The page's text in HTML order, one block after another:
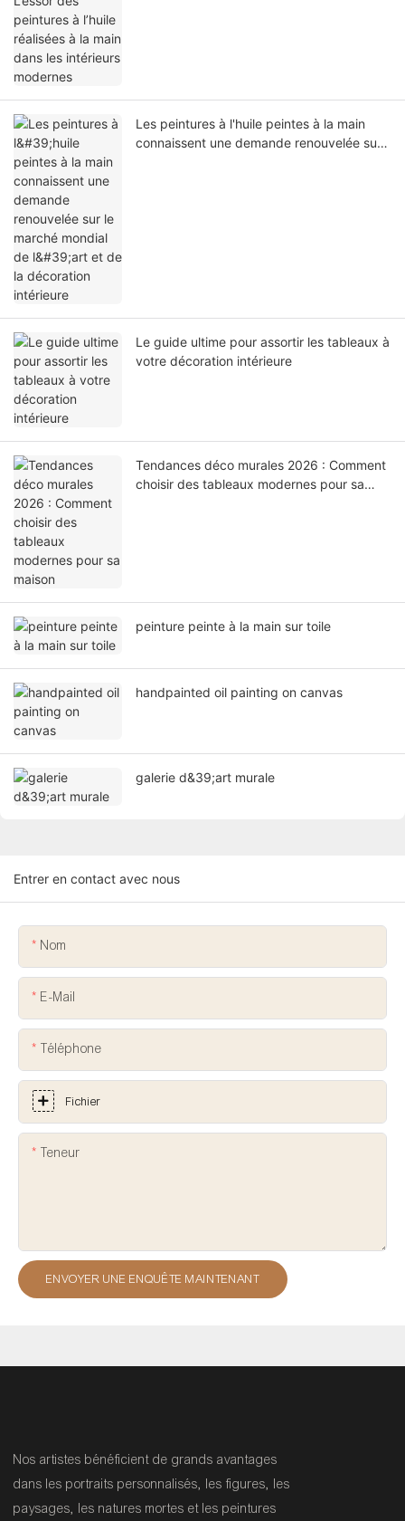
Les peintures à l'huile peintes à la main
connaissent une demande renouvelée sur
Le guide ultime pour assortir les tableaux à
votre décoration intérieure
Tendances déco murales 2026 : Comment
choisir des tableaux modernes pour sa
peinture peinte à la main sur toile
handpainted oil painting on canvas
galerie d&39;art murale
Entrer en contact avec nous
Nom
E-Mail
Téléphone
Fichier
Teneur
ENVOYER UNE ENQUÊTE MAINTENANT
Nos artistes bénéficient de grands avantages
dans les portraits personnalisés, les figures, les
paysages, les natures mortes et les peintures